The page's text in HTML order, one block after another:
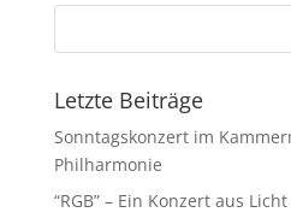
Letzte Beiträge
Sonntagskonzert im
Philharmonie
“RGB” – Ein Konzert aus